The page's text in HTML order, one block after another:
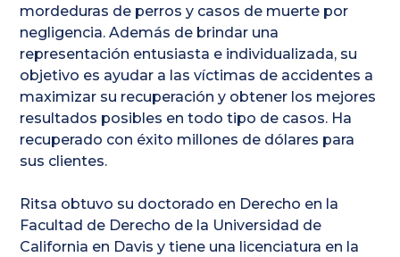
mordeduras de perros y casos de muerte por
negligencia. Además de brindar una
representación entusiasta e individualizada, su
objetivo es ayudar a las víctimas de accidentes a
maximizar su recuperación y obtener los mejores
resultados posibles en todo tipo de casos. Ha
recuperado con éxito millones de dólares para
sus clientes.
Ritsa obtuvo su doctorado en Derecho en la
Facultad de Derecho de la Universidad de
California en Davis y tiene una licenciatura en la